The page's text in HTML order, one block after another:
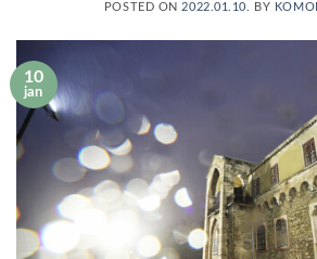
POSTED ON 2022.01.10. BY
10
jan